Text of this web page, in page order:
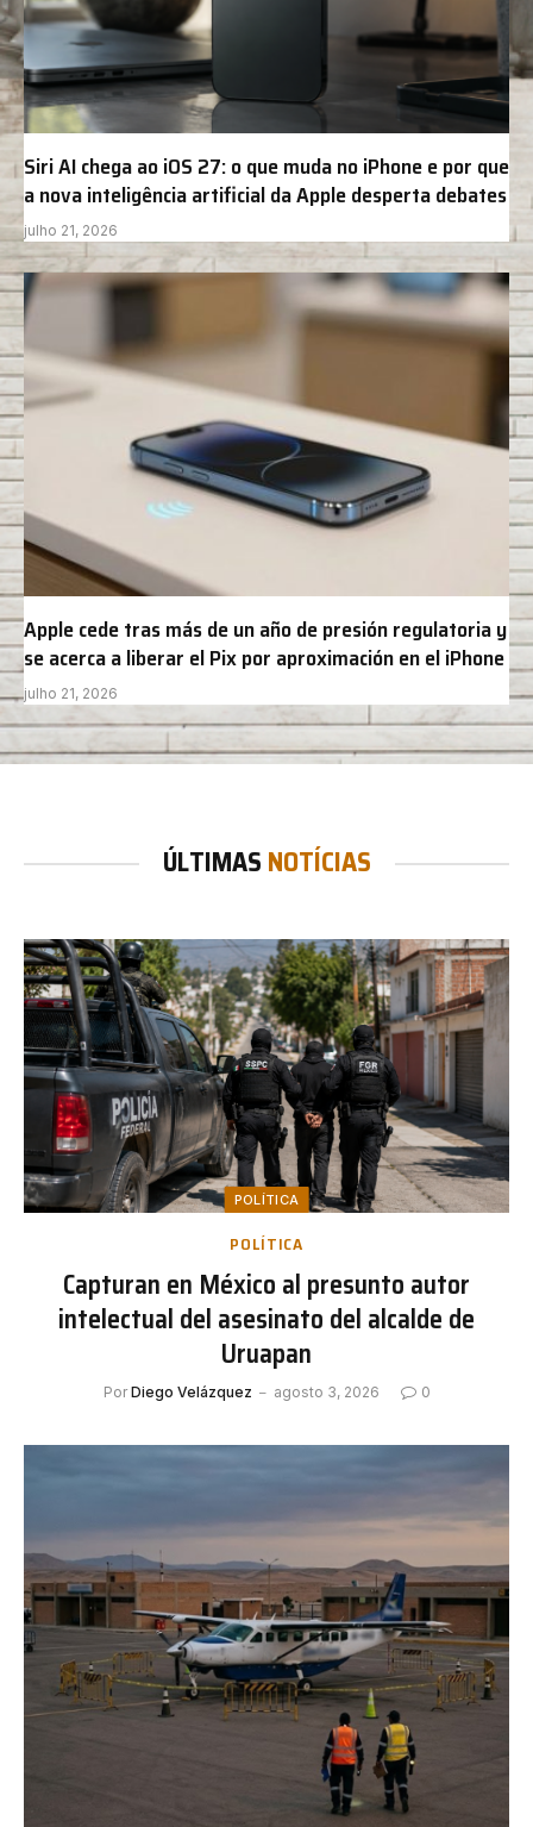
Siri AI chega ao iOS 27: o que muda no iPhone e por que
a nova inteligência artificial da Apple desperta debates
julho 21, 2026
Apple cede tras más de un año de presión regulatoria y
se acerca a liberar el Pix por aproximación en el iPhone
julho 21, 2026
ÚLTIMAS NOTÍCIAS
POLÍTICA
POLÍTICA
Capturan en México al presunto autor
intelectual del asesinato del alcalde de
Uruapan
Por Diego Velázquez agosto 3, 2026 0